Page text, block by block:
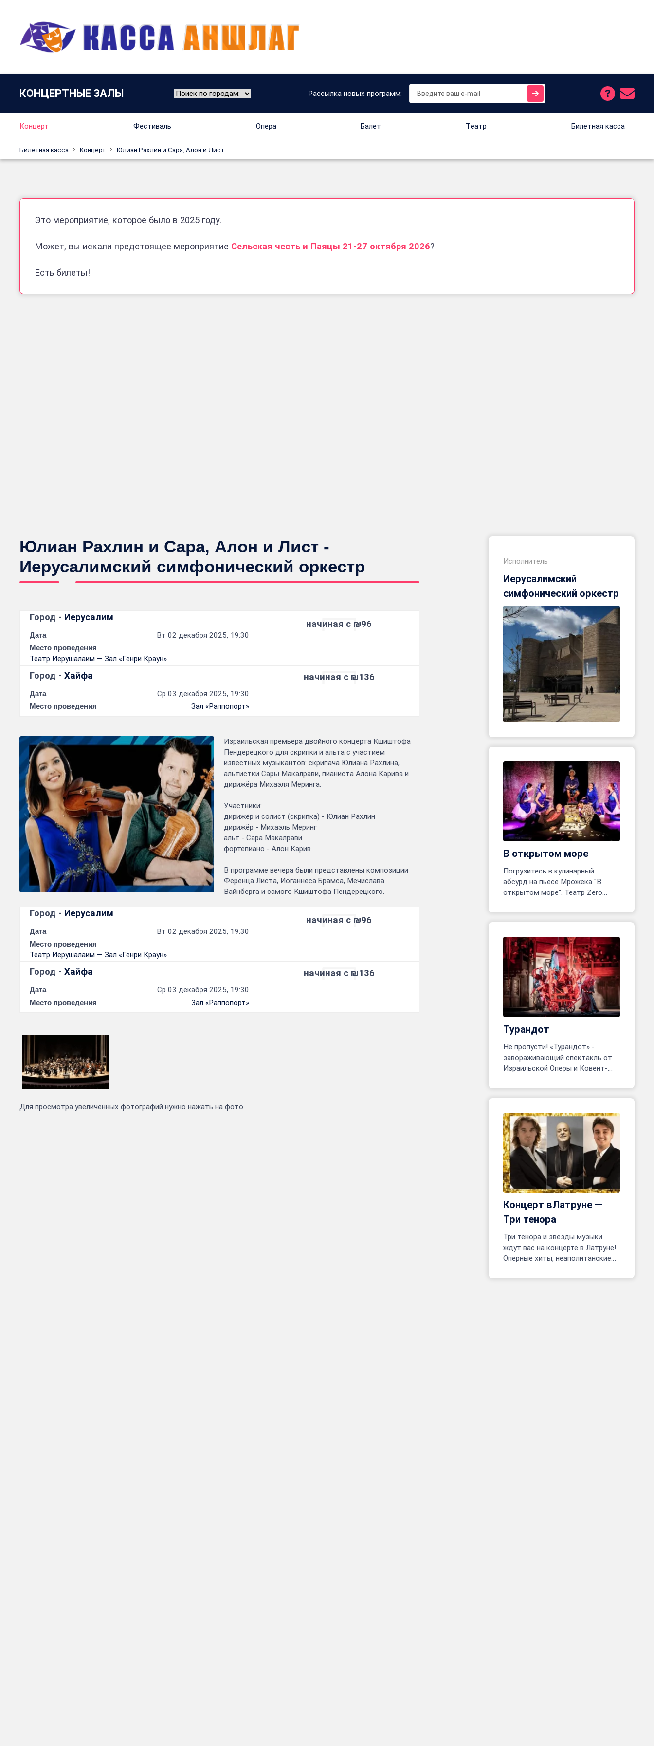
КОНЦЕРТНЫЕ ЗАЛЫ Рассылка новых программ:
Концерт Фестиваль Опера Балет Tеатр Билетная касса
Билетная касса Концерт Юлиан Рахлин и Сара, Алон и Лист
Это мероприятие, которое было в 2025 году.
Может, вы искали предстоящее мероприятие Сельская честь и Паяцы 21-27 октября 2026?
Есть билеты!
Юлиан Рахлин и Сара, Алон и Лист -
Иерусалимский симфонический оркестр
Город - Иерусалим
Дата Вт 02 декабря 2025, 19:30
Место проведения
Театр Иерушалаим — Зал «Генри Краун»
начиная с ₪96
Город - Хайфа
Дата Ср 03 декабря 2025, 19:30
Место проведения Зал «Раппопорт»
начиная с ₪136
Израильская премьера двойного концерта Кшиштофа
Пендерецкого для скрипки и альта с участием
известных музыкантов: скрипача Юлиана Рахлина,
альтистки Сары Макалрави, пианиста Алона Карива и
дирижёра Михаэля Меринга.
Участники:
дирижёр и солист (скрипка) - Юлиан Рахлин
дирижёр - Михаэль Меринг
альт - Сара Макалрави
фортепиано - Алон Карив
В программе вечера были представлены композиции
Ференца Листа, Иоганнеса Брамса, Мечислава
Вайнберга и самого Кшиштофа Пендерецкого.
Город - Иерусалим
Дата Вт 02 декабря 2025, 19:30
Место проведения
Театр Иерушалаим — Зал «Генри Краун»
начиная с ₪96
Город - Хайфа
Дата Ср 03 декабря 2025, 19:30
Место проведения Зал «Раппопорт»
начиная с ₪136
Для просмотра увеличенных фотографий нужно нажать на фото
Исполнитель
Иерусалимский
симфонический оркестр
В открытом море
Погрузитесь в кулинарный
абсурд на пьесе Мрожека "В
открытом море". Театр Zero
приключение! Реж. Марина
Белявцева, Олег Родовильский.
Турандот
Не пропусти! «Турандот» -
завораживающий спектакль от
Израильской Оперы и Ковент-
июля. Более 200 артистов на
сцене!
Концерт вЛатруне —
Три тенора
Три тенора и звезды музыки
ждут вас на концерте в Латруне!
Оперные хиты, неаполитанские